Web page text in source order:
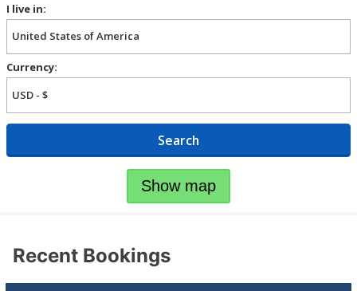
I live in:
Currency:
Search
Show map
Recent Bookings